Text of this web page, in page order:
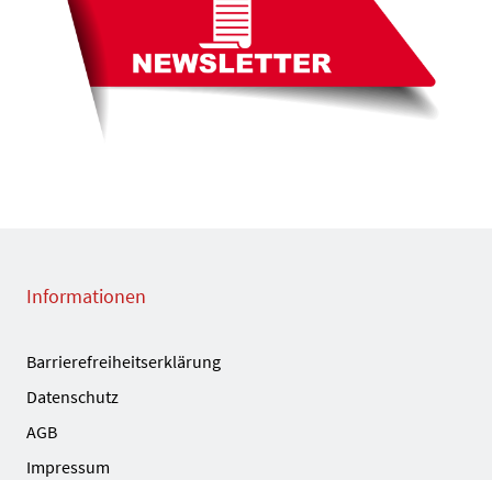
Informationen
Barrierefreiheitserklärung
Datenschutz
AGB
Impressum